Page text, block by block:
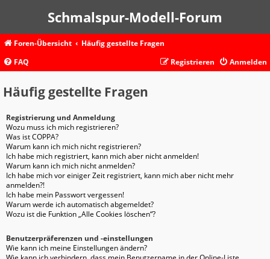
Schmalspur-Modell-Forum
Foren-Übersicht
Häufig gestellte Fragen
FAQ
Anmelden
Registrieren
Häufig gestellte Fragen
Registrierung und Anmeldung
Wozu muss ich mich registrieren?
Was ist COPPA?
Warum kann ich mich nicht registrieren?
Ich habe mich registriert, kann mich aber nicht anmelden!
Warum kann ich mich nicht anmelden?
Ich habe mich vor einiger Zeit registriert, kann mich aber nicht mehr
anmelden?!
Ich habe mein Passwort vergessen!
Warum werde ich automatisch abgemeldet?
Wozu ist die Funktion „Alle Cookies löschen“?
Benutzerpräferenzen und -einstellungen
Wie kann ich meine Einstellungen ändern?